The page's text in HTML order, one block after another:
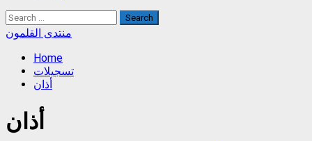
Search
for:
منتدى القلمون
Home
تسجيلات
أذان
أذان